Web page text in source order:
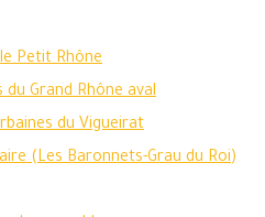
Petit Rhône
Grand Rhône aval
du Vigueirat
(Les Baronnets-Grau du Roi)